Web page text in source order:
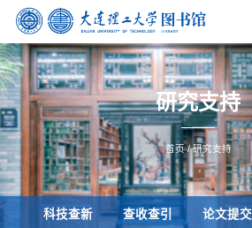
研究支持
首页/研究支持
科技查新 查收查引 论文提交